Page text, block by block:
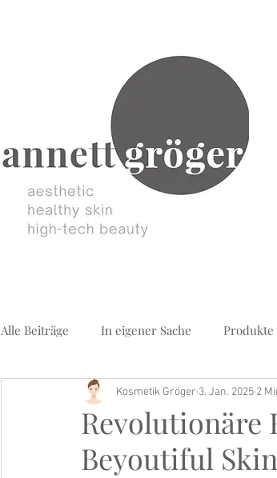
Alle Beiträge In eigener Sache Produkte
Buch Tipp
Revolutionäre
Beyoutiful
Kosmetik Gröger 3. Jan. 2025 2